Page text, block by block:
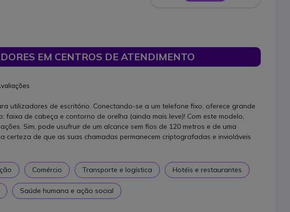
EM CENTROS DE ATENDIMENTO
utilizadores de escritório. Conectando-se a um telefone fixo, oferece grande
de cabeça e contorno de orelha (ainda mais leve)! Com este modelo,
Sim, pode usufruir de um alcance sem fios de 120 metros e de uma
certeza de que as suas chamadas permanecem criptografadas e invioláveis
Comércio Transporte e logística Hotéis e restaurantes
Saúde humana e ação social